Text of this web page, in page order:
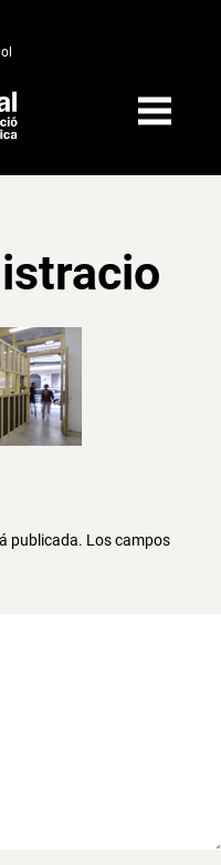
publicada. Los campos